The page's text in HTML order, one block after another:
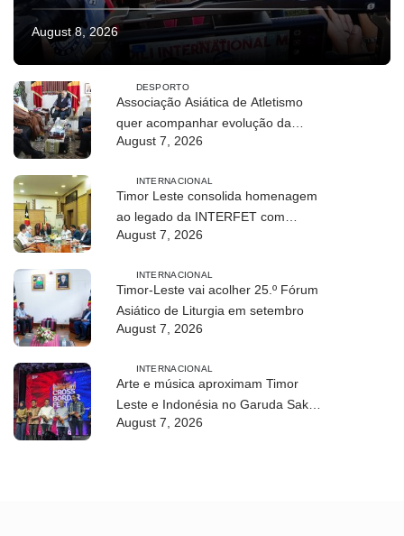
August 8, 2026
DESPORTO
Associação Asiática de Atletismo
quer acompanhar evolução da
modalidade em Timor Leste
August 7, 2026
INTERNACIONAL
Timor Leste consolida homenagem
ao legado da INTERFET com
avanço de memorial
August 7, 2026
INTERNACIONAL
Timor-Leste vai acolher 25.º Fórum
Asiático de Liturgia em setembro
August 7, 2026
INTERNACIONAL
Arte e música aproximam Timor
Leste e Indonésia no Garuda Sakti
Crossborder Fest 2026
August 7, 2026